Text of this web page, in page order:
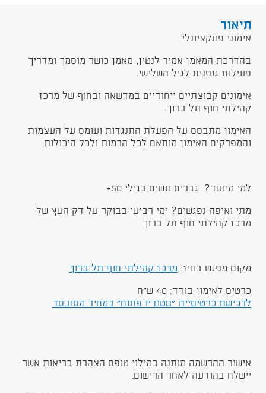
תיאור
אימוני פונקציונלי
בהדרכת המאמן אמיר לנטין, מאמן כושר מוסמך ומדריך
פעילות גופנית לגיל השלישי.
אימונים קבוצתיים ייחודיים במדשאה ובחוף של מרכז
קהילתי חוף תל ברוך.
האימון מתבסס על הפעלת התנגדות ועומס על העצמות
והמפרקים האימון מותאם לכל הרמות ולכל היכולות.
למי מיועד? גברים ונשים בגילי 50+
מתי ואיפה נפגשים? ימי רביעי בבוקר על דק העץ של
מרכז קהילתי חוף תל ברוך
מקום מפגש בוויז: מרכז קהילתי חוף תל ברוך
כרטיס לאימון בודד: 40 ש"ח
לרכישת כרטיסיית "סטודיו פתוח" במחיר מסובסד
אישור ההרשמה מותנה במילוי טופס הצהרת בריאות אשר
יישלח בהודעה לאחר הרישום.